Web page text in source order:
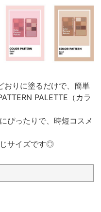
おりに塗るだけで、簡単
PALETTE（カラ
ぴったりで、時短コスメ
サイズです◎